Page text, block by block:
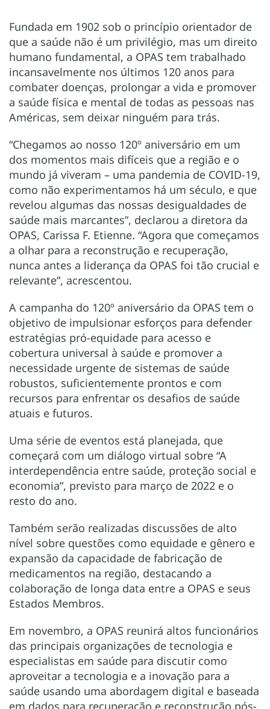
Fundada em 1902 sob o princípio orientador de
que a saúde não é um privilégio, mas um direito
humano fundamental, a OPAS tem trabalhado
incansavelmente nos últimos 120 anos para
combater doenças, prolongar a vida e promover
a saúde física e mental de todas as pessoas nas
Américas, sem deixar ninguém para trás.
“Chegamos ao nosso 120º aniversário em um
dos momentos mais difíceis que a região e o
mundo já viveram – uma pandemia de COVID-19,
como não experimentamos há um século, e que
revelou algumas das nossas desigualdades de
saúde mais marcantes”, declarou a diretora da
OPAS, Carissa F. Etienne. “Agora que começamos
a olhar para a reconstrução e recuperação,
nunca antes a liderança da OPAS foi tão crucial e
relevante”, acrescentou.
A campanha do 120º aniversário da OPAS tem o
objetivo de impulsionar esforços para defender
estratégias pró-equidade para acesso e
cobertura universal à saúde e promover a
necessidade urgente de sistemas de saúde
robustos, suficientemente prontos e com
recursos para enfrentar os desafios de saúde
atuais e futuros.
Uma série de eventos está planejada, que
começará com um diálogo virtual sobre “A
interdependência entre saúde, proteção social e
economia”, previsto para março de 2022 e o
resto do ano.
Também serão realizadas discussões de alto
nível sobre questões como equidade e gênero e
expansão da capacidade de fabricação de
medicamentos na região, destacando a
colaboração de longa data entre a OPAS e seus
Estados Membros.
Em novembro, a OPAS reunirá altos funcionários
das principais organizações de tecnologia e
especialistas em saúde para discutir como
aproveitar a tecnologia e a inovação para a
saúde usando uma abordagem digital e baseada
em dados para recuperação e reconstrução pós-